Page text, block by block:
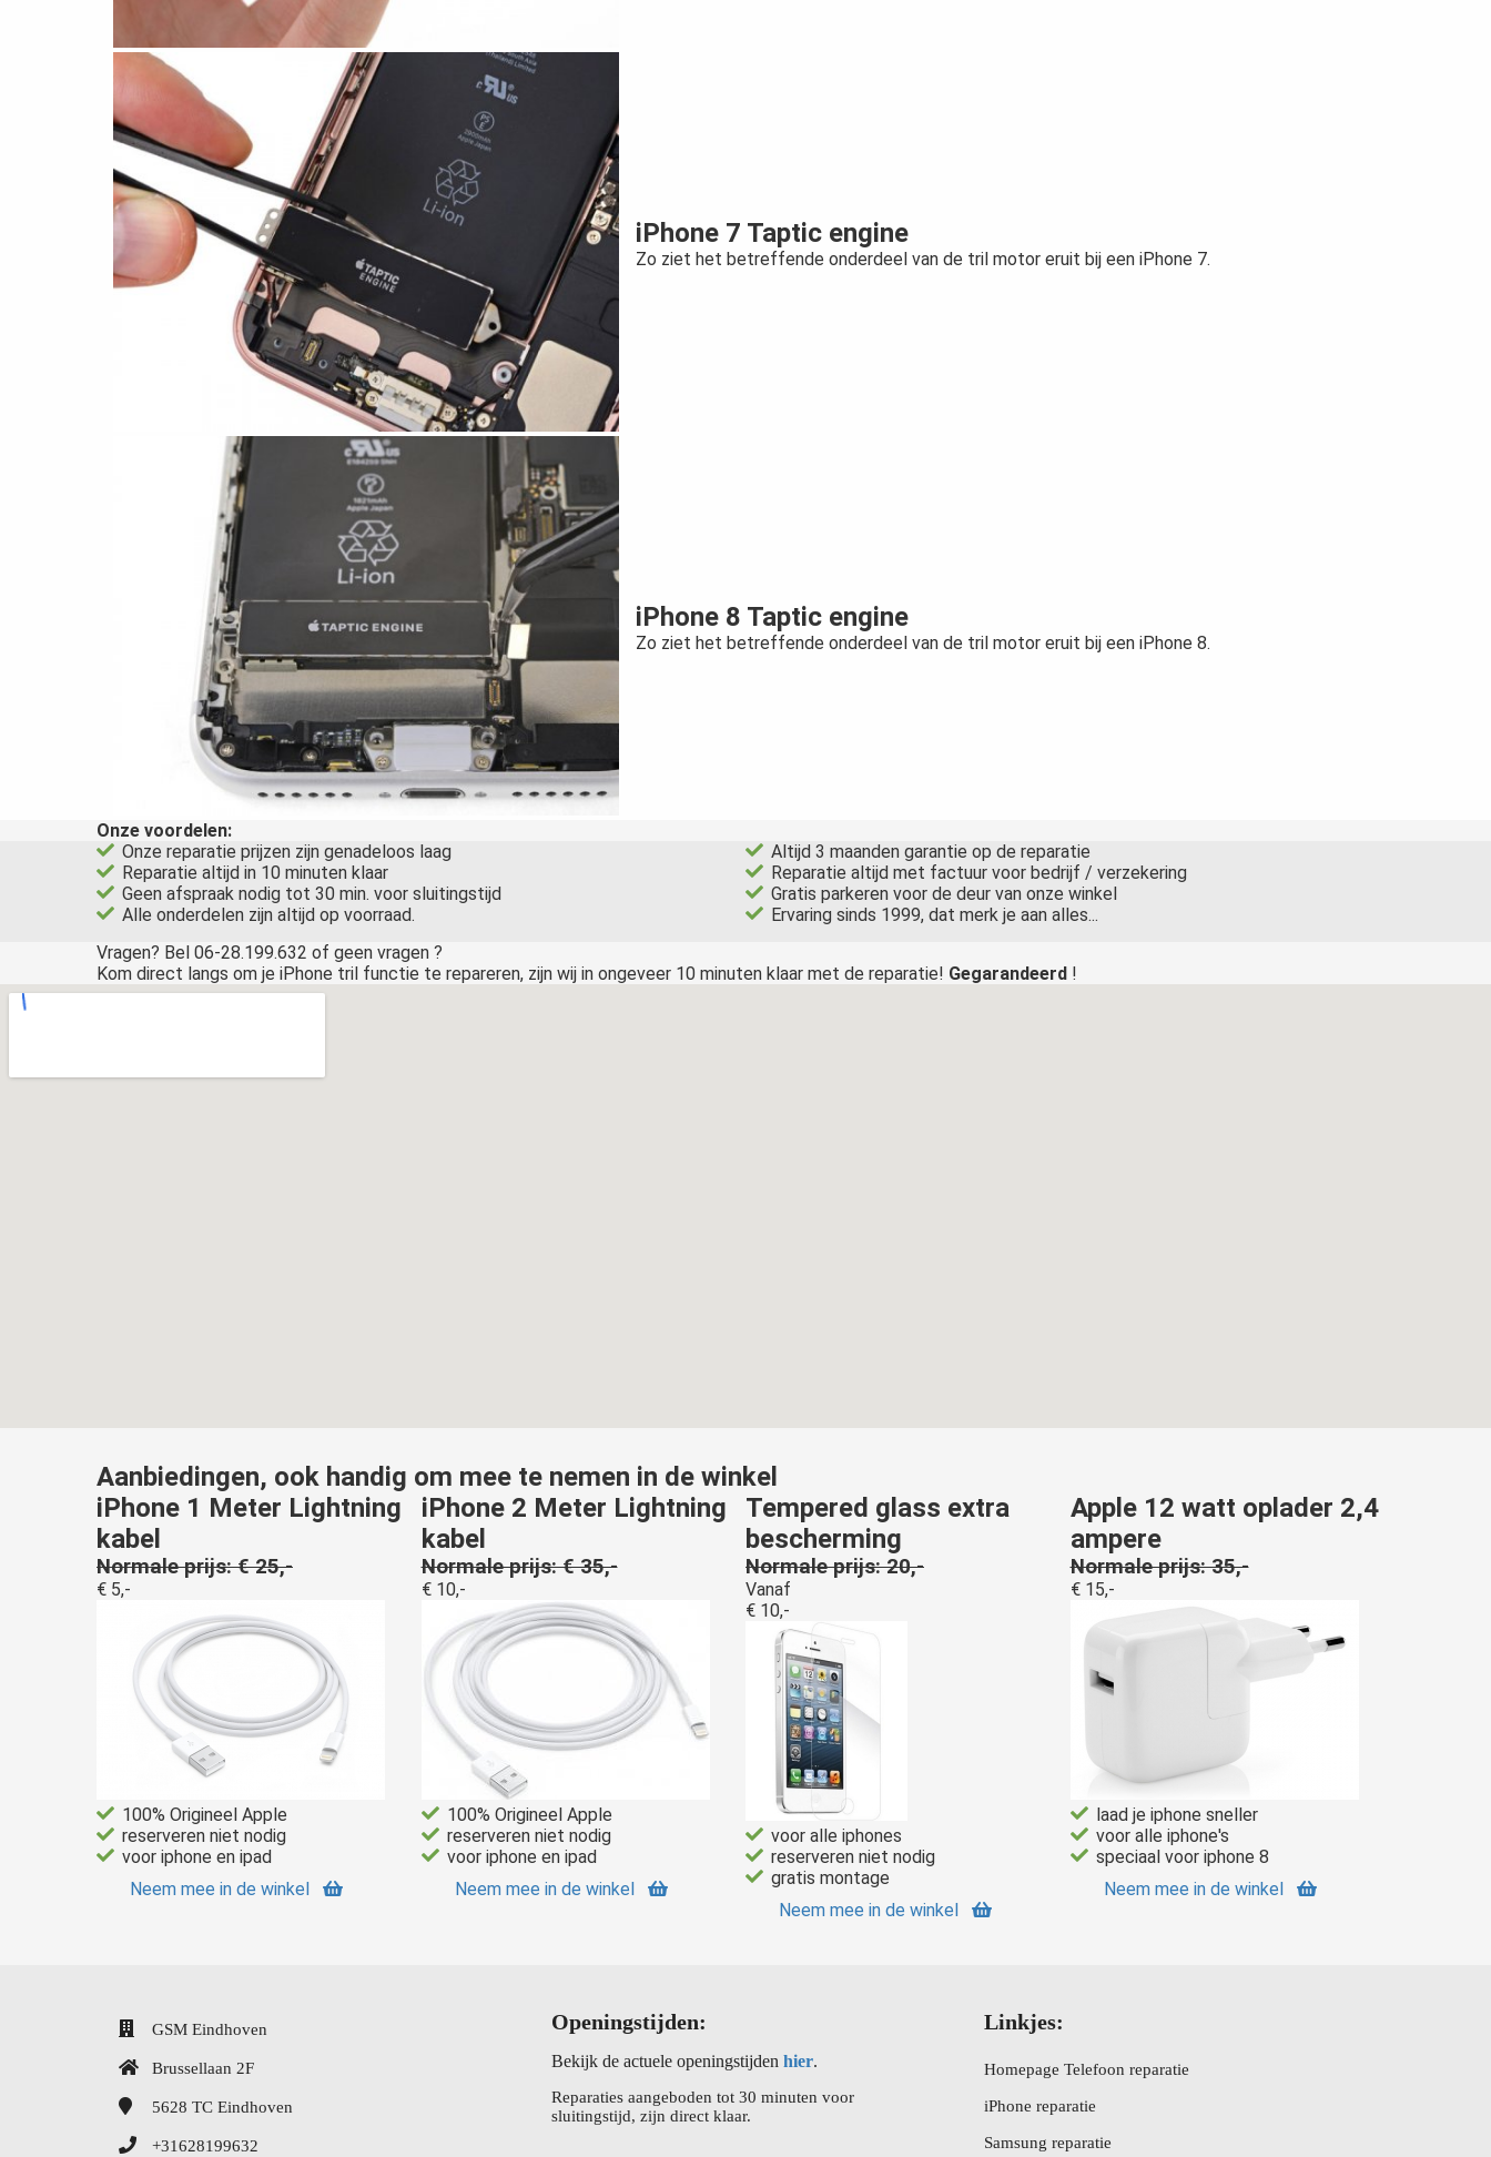
iPhone 7 Taptic engine
Zo ziet het betreffende onderdeel van de tril motor eruit bij een iPhone 7.
iPhone 8 Taptic engine
Zo ziet het betreffende onderdeel van de tril motor eruit bij een iPhone 8.
Onze voordelen:
Onze reparatie prijzen zijn genadeloos laag
Reparatie altijd in 10 minuten klaar
Geen afspraak nodig tot 30 min. voor sluitingstijd
Alle onderdelen zijn altijd op voorraad.
Altijd 3 maanden garantie op de reparatie
Reparatie altijd met factuur voor bedrijf / verzekering
Gratis parkeren voor de deur van onze winkel
Ervaring sinds 1999, dat merk je aan alles...
Vragen? Bel 06-28.199.632 of geen vragen ?
Kom direct langs om je iPhone tril functie te repareren, zijn wij in ongeveer 10 minuten klaar met de reparatie! Gegarandeerd !
Aanbiedingen, ook handig om mee te nemen in de winkel
iPhone 1 Meter Lightning
kabel
Normale prijs: € 25,-
€ 5,-
100% Origineel Apple
reserveren niet nodig
voor iphone en ipad
Neem mee in de winkel
iPhone 2 Meter Lightning
kabel
Normale prijs: € 35,-
€ 10,-
100% Origineel Apple
reserveren niet nodig
voor iphone en ipad
Neem mee in de winkel
Tempered glass extra
bescherming
Normale prijs: 20,-
Vanaf
€ 10,-
voor alle iphones
reserveren niet nodig
gratis montage
Neem mee in de winkel
Apple 12 watt oplader 2,4
ampere
Normale prijs: 35,-
€ 15,-
laad je iphone sneller
voor alle iphone's
speciaal voor iphone 8
Neem mee in de winkel
GSM Eindhoven
Brussellaan 2F
5628 TC Eindhoven
+31628199632
Openingstijden:
Bekijk de actuele openingstijden hier.
Reparaties aangeboden tot 30 minuten voor
sluitingstijd, zijn direct klaar.
Linkjes:
Homepage Telefoon reparatie
iPhone reparatie
Samsung reparatie